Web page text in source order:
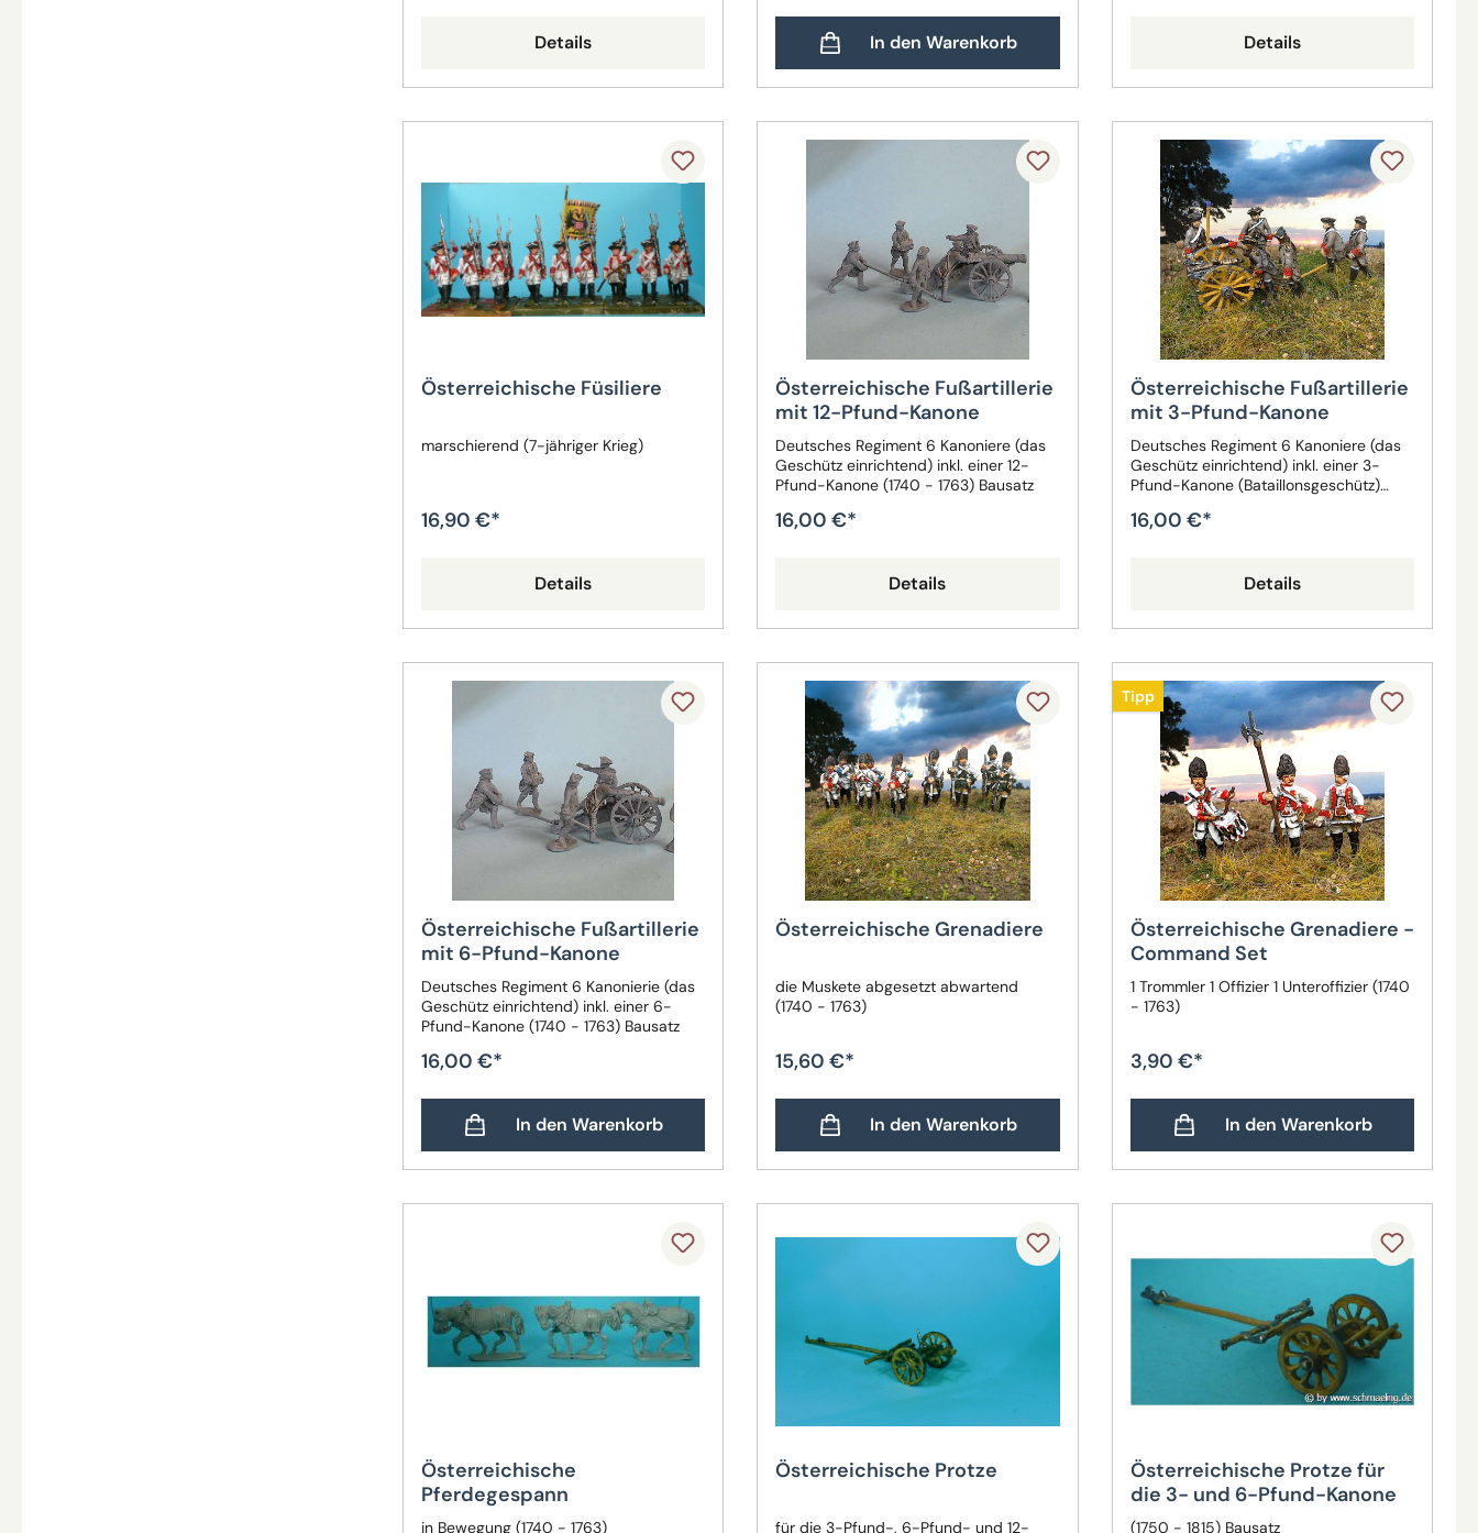
Details In den Warenkorb Details
Österreichische Füsiliere
marschierend (7-jähriger Krieg)
16,90 €*
Details
Österreichische Fußartillerie
mit 12-Pfund-Kanone
Deutsches Regiment 6 Kanoniere (das
Geschütz einrichtend) inkl. einer 12-
Pfund-Kanone (1740 - 1763) Bausatz
16,00 €*
Details
Österreichische Fußartillerie
mit 3-Pfund-Kanone
Deutsches Regiment 6 Kanoniere (das
Geschütz einrichtend) inkl. einer 3-
Pfund-Kanone (Bataillonsgeschütz)
16,00 €*
Details
Österreichische Fußartillerie
mit 6-Pfund-Kanone
Deutsches Regiment 6 Kanonierie (das
Geschütz einrichtend) inkl. einer 6-
Pfund-Kanone (1740 - 1763) Bausatz
16,00 €*
In den Warenkorb
Österreichische Grenadiere
die Muskete abgesetzt abwartend
(1740 - 1763)
15,60 €*
In den Warenkorb
Tipp
Österreichische Grenadiere -
Command Set
1 Trommler 1 Offizier 1 Unteroffizier (1740
- 1763)
3,90 €*
In den Warenkorb
Österreichische
Pferdegespann
in Bewegung (1740 - 1763)
Österreichische Protze
für die 3-Pfund-, 6-Pfund- und 12-
Österreichische Protze für
die 3- und 6-Pfund-Kanone
(1750 - 1815) Bausatz